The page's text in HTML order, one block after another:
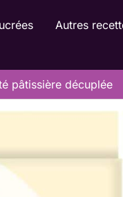
Autres
pâtissière décuplée